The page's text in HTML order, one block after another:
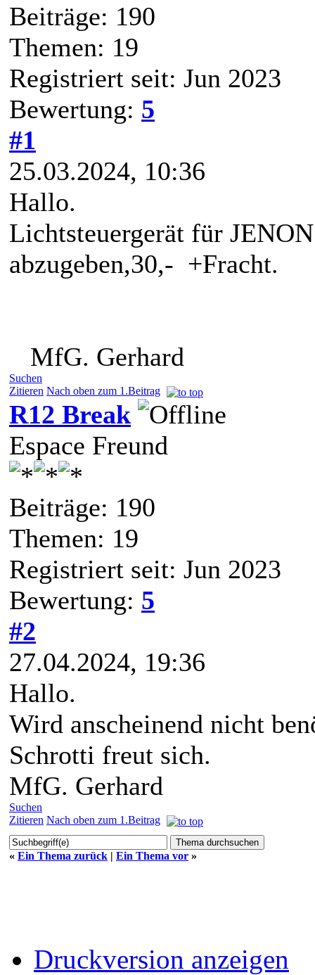
Beiträge: 190
Themen: 19
Registriert seit: Jun 2023
Bewertung: 5
#1
25.03.2024, 10:36
Hallo.
Lichtsteuergerät für
abzugeben,30,- +Fracht.
MfG. Gerhard
Suchen
Zitieren Nach oben zum 1.Beitrag
R12 Break
Espace Freund
Beiträge: 190
Themen: 19
Registriert seit: Jun 2023
Bewertung: 5
#2
27.04.2024, 19:36
Hallo.
Wird anscheinend nicht
Schrotti freut sich.
MfG. Gerhard
Suchen
Zitieren Nach oben zum 1.Beitrag
« Ein Thema zurück | Ein Thema vor »
Druckversion anzeigen